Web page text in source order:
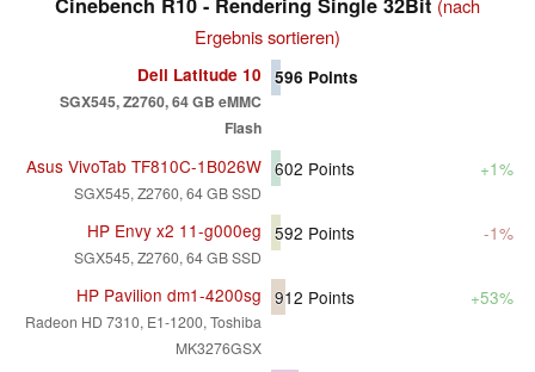
(nach
Ergebnis sortieren)
Dell Latitude 10
SGX545, Z2760, 64 GB eMMC
Flash
596 Points
Asus VivoTab TF810C-1B026W
SGX545, Z2760, 64 GB SSD
602 Points +1%
HP Envy x2 11-g000eg
SGX545, Z2760, 64 GB SSD
592 Points -1%
HP Pavilion dm1-4200sg
Radeon HD 7310, E1-1200, Toshiba
MK3276GSX
912 Points +53%